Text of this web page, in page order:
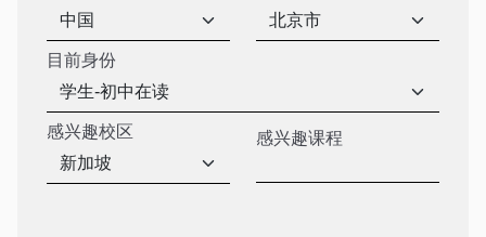
目前身份
感兴趣校区 感兴趣课程